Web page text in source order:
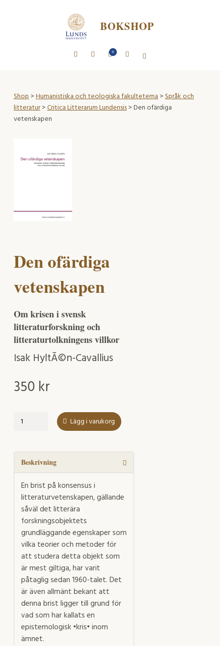
BOKSHOP
0
Shop>Humanistiska och teologiska fakulteterna>Språk och
litteratur>Critica Litterarum Lundensis> Den ofärdiga
vetenskapen
Den ofärdiga
vetenskapen
Om krisen i svensk
litteraturforskning och
litteraturtolkningens villkor
Isak HyltÃ©n-Cavallius
350 kr
Den
mängd
Lägg i varukorg
Beskrivning
En brist på konsensus i
litteraturvetenskapen, gällande
såväl det litterära
forskningsobjektets
grundläggande egenskaper som
vilka teorier och metoder för
att studera detta objekt som
är mest giltiga, har varit
påtaglig sedan 1960-talet. Det
är även allmänt bekant att
denna brist ligger till grund för
vad som har kallats en
epistemologisk •kris• inom
ämnet.